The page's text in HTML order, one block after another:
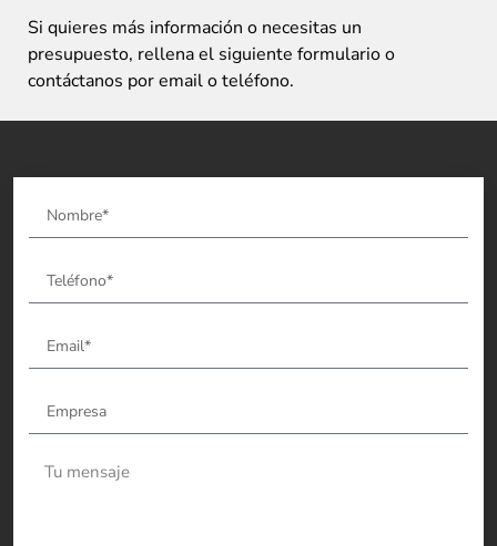
Si quieres más información o necesitas un
presupuesto, rellena el siguiente formulario o
contáctanos por email o teléfono.